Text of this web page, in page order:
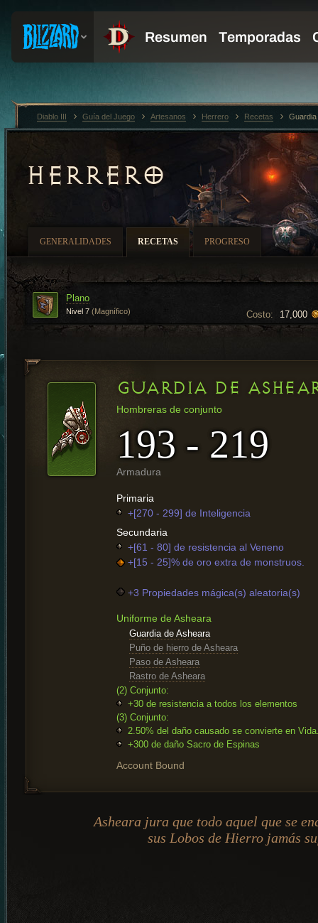
HERRERO
GENERALIDADES RECETAS PROGRESO
Costo: 17,000
Plano
Nivel 7 (Magnífico)
GUARDIA DE
Hombreras de conjunto
193 - 219
Armadura
Primaria
+[270 - 299] de Inteligencia
Secundaria
+[61 - 80] de resistencia al Veneno
+[15 - 25]% de oro extra de monstruos.
+3 Propiedades mágica(s) aleatoria(s)
Uniforme de Asheara
Guardia de Asheara
Puño de hierro de Asheara
Paso de Asheara
Rastro de Asheara
(2) Conjunto:
+30 de resistencia a todos los elementos
(3) Conjunto:
2.50% del daño causado se convierte en
+300 de daño Sacro de Espinas
Account Bound
Asheara jura que todo aquel que se
sus Lobos de Hierro jamás
Diablo III Guía del Juego Artesanos Herrero Recetas Guardia